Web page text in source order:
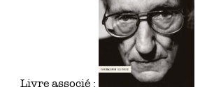
Livre associé :